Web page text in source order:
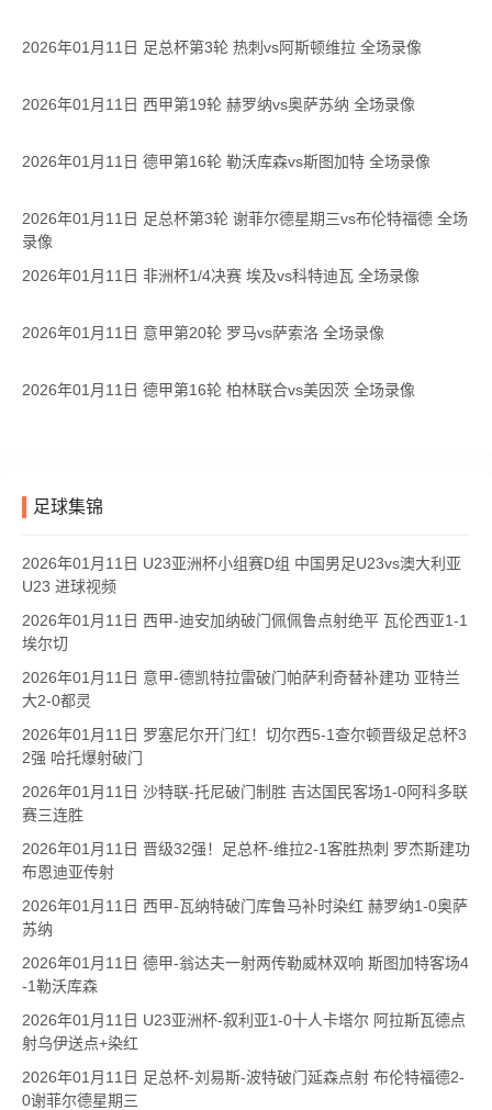
2026年01月11日 足总杯第3轮 热刺vs阿斯顿维拉 全场录像
2026年01月11日 西甲第19轮 赫罗纳vs奥萨苏纳 全场录像
2026年01月11日 德甲第16轮 勒沃库森vs斯图加特 全场录像
2026年01月11日 足总杯第3轮 谢菲尔德星期三vs布伦特福德 全场
录像
2026年01月11日 非洲杯1/4决赛 埃及vs科特迪瓦 全场录像
2026年01月11日 意甲第20轮 罗马vs萨索洛 全场录像
2026年01月11日 德甲第16轮 柏林联合vs美因茨 全场录像
足球集锦
2026年01月11日 U23亚洲杯小组赛D组 中国男足U23vs澳大利亚
U23 进球视频
2026年01月11日 西甲-迪安加纳破门佩佩鲁点射绝平 瓦伦西亚1-1
埃尔切
2026年01月11日 意甲-德凯特拉雷破门帕萨利奇替补建功 亚特兰
大2-0都灵
2026年01月11日 罗塞尼尔开门红！切尔西5-1查尔顿晋级足总杯3
2强 哈托爆射破门
2026年01月11日 沙特联-托尼破门制胜 吉达国民客场1-0阿科多联
赛三连胜
2026年01月11日 晋级32强！足总杯-维拉2-1客胜热刺 罗杰斯建功
布恩迪亚传射
2026年01月11日 西甲-瓦纳特破门库鲁马补时染红 赫罗纳1-0奥萨
苏纳
2026年01月11日 德甲-翁达夫一射两传勒威林双响 斯图加特客场4
-1勒沃库森
2026年01月11日 U23亚洲杯-叙利亚1-0十人卡塔尔 阿拉斯瓦德点
射乌伊送点+染红
2026年01月11日 足总杯-刘易斯-波特破门延森点射 布伦特福德2-
0谢菲尔德星期三